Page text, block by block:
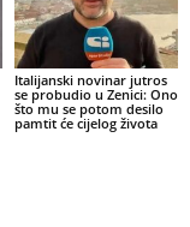
Italijanski novinar jutros
se probudio u Zenici: Ono
što mu se potom desilo
pamtit će cijelog života